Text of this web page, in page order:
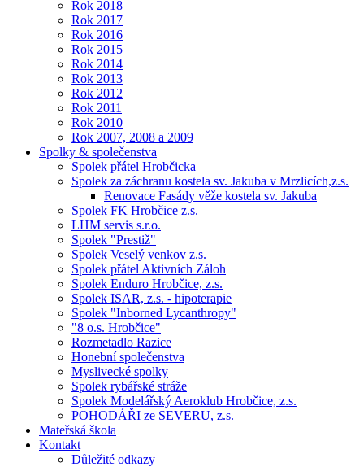
Rok 2018
Rok 2017
Rok 2016
Rok 2015
Rok 2014
Rok 2013
Rok 2012
Rok 2011
Rok 2010
Rok 2007, 2008 a 2009
Spolky & společenstva
Spolek přátel Hrobčicka
Spolek za záchranu kostela sv. Jakuba v Mrzlicích,z.s.
Renovace Fasády věže kostela sv. Jakuba
Spolek FK Hrobčice z.s.
LHM servis s.r.o.
Spolek "Prestiž"
Spolek Veselý venkov z.s.
Spolek přátel Aktivních Záloh
Spolek Enduro Hrobčice, z.s.
Spolek ISAR, z.s. - hipoterapie
Spolek "Inborned Lycanthropy"
"8 o.s. Hrobčice"
Rozmetadlo Razice
Honební společenstva
Myslivecké spolky
Spolek rybářské stráže
Spolek Modelářský Aeroklub Hrobčice, z.s.
POHODÁŘI ze SEVERU, z.s.
Mateřská škola
Kontakt
Důležité odkazy